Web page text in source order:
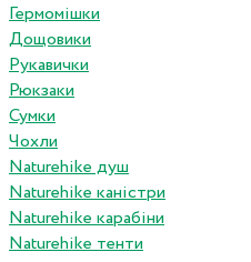
Гермомішки
Дощовики
Рукавички
Рюкзаки
Сумки
Чохли
Naturehike душ
Naturehike каністри
Naturehike карабіни
Naturehike тенти